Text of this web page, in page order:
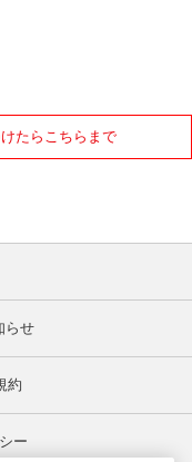
たらこちらまで
らせ
約
ー